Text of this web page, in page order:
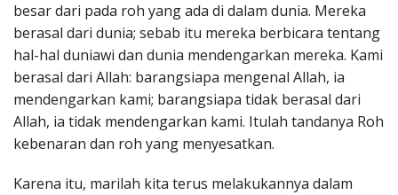
besar dari pada roh yang ada di dalam dunia. Mereka
berasal dari dunia; sebab itu mereka berbicara tentang
hal-hal duniawi dan dunia mendengarkan mereka. Kami
berasal dari Allah: barangsiapa mengenal Allah, ia
mendengarkan kami; barangsiapa tidak berasal dari
Allah, ia tidak mendengarkan kami. Itulah tandanya Roh
kebenaran dan roh yang menyesatkan.
Karena itu, marilah kita terus melakukannya dalam